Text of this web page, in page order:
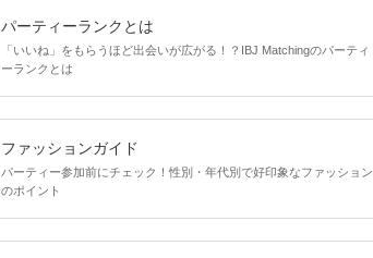
パーティーランクとは
「いいね」をもらうほど出会いが広がる！？IBJ Matchingのパーティ
ーランクとは
ファッションガイド
パーティー参加前にチェック！性別・年代別で好印象なファッション
のポイント